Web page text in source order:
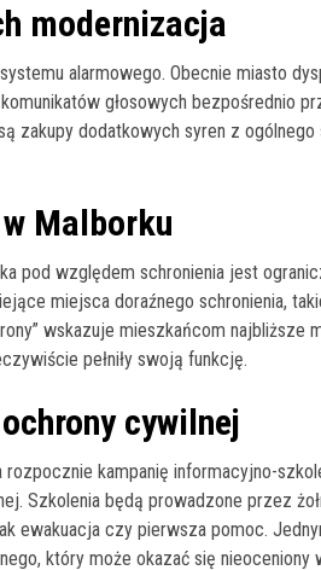
modernizacja
alarmowego. Obecnie miasto
głosowych bezpośrednio
zakupy dodatkowych syren z
Malborku
pod względem schronienia jest
miejsca doraźnego schronienia,
wskazuje mieszkańcom najbliższe
pełniły swoją funkcję.
cywilnej
rozpocznie kampanię informacyjno-
Szkolenia będą prowadzone przez
ewakuacja czy pierwsza pomoc.
który może okazać się nieoceniony